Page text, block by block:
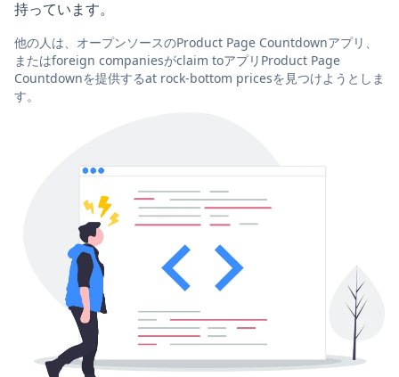
持っています。
他の人は、オープンソースのProduct Page Countdownアプリ、
またはforeign companiesがclaim toアプリProduct Page
Countdownを提供するat rock-bottom pricesを見つけようとしま
す。